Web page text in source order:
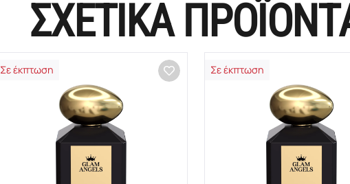
ΣΧΕΤΙΚΑ
Σε έκπτωση Σε έκπτωση